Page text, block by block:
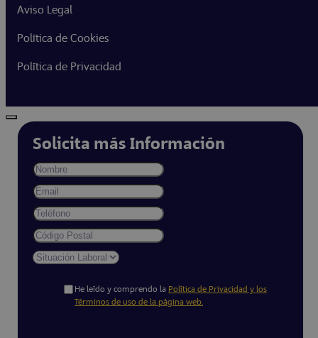
Aviso Legal
Política de Cookies
Política de Privacidad
Solicita más Información
He leído y comprendo la Política de Privacidad y los
Términos de uso de la página web.